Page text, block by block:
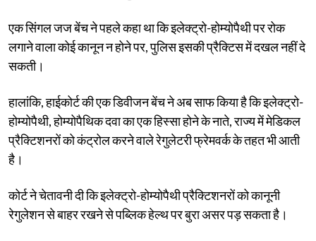
एक सिंगल जज बेंच ने पहले कहा था कि इलेक्ट्रो-होम्योपैथी पर रोक
लगाने वाला कोई कानून न होने पर, पुलिस इसकी प्रैक्टिस में दखल नहीं दे
सकती।
हालांकि, हाईकोर्ट की एक डिवीजन बेंच ने अब साफ किया है कि इलेक्ट्रो-
होम्योपैथी, होम्योपैथिक दवा का एक हिस्सा होने के नाते, राज्य में मेडिकल
प्रैक्टिशनरों को कंट्रोल करने वाले रेगुलेटरी फ्रेमवर्क के तहत भी आती
है।
कोर्ट ने चेतावनी दी कि इलेक्ट्रो-होम्योपैथी प्रैक्टिशनरों को कानूनी
रेगुलेशन से बाहर रखने से पब्लिक हेल्थ पर बुरा असर पड़ सकता है।